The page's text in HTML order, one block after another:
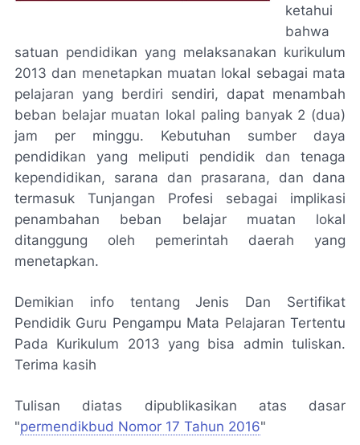
ketahui
bahwa
satuan pendidikan yang melaksanakan kurikulum
2013 dan menetapkan muatan lokal sebagai mata
pelajaran yang berdiri sendiri, dapat menambah
beban belajar muatan lokal paling banyak 2 (dua)
jam per minggu. Kebutuhan sumber daya
pendidikan yang meliputi pendidik dan tenaga
kependidikan, sarana dan prasarana, dan dana
termasuk Tunjangan Profesi sebagai implikasi
penambahan beban belajar muatan lokal
ditanggung oleh pemerintah daerah yang
menetapkan.
Demikian info tentang Jenis Dan Sertifikat
Pendidik Guru Pengampu Mata Pelajaran Tertentu
Pada Kurikulum 2013 yang bisa admin tuliskan.
Terima kasih
Tulisan diatas dipublikasikan atas dasar
"permendikbud Nomor 17 Tahun 2016"